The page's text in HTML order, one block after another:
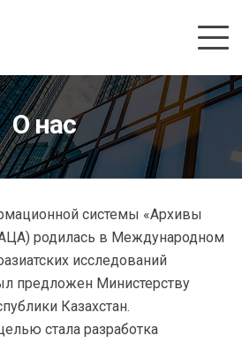
О нас
системы «Архивы
родилась в Международном
исследований
предложен Министерству
Казахстан.
стала разработка